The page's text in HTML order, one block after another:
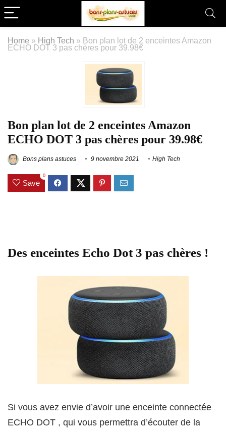
Home » High Tech » Bon plan lot de 2 enceintes Amazon
ECHO DOT 3 pas chères pour 39.98€
Bon plan lot de 2 enceintes Amazon
ECHO DOT 3 pas chères pour 39.98€
Bons plans astuces 9 novembre 2021 High Tech
Save
0
Des enceintes Echo Dot 3 pas chères !
Si vous avez envie d’avoir une enceinte connectée
ECHO DOT , qui vous permettra d’écouter de la